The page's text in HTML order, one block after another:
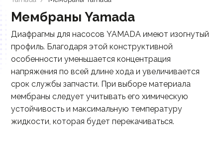
Мембраны Yamada
Диафрагмы для насосов YAMADA имеют изогнутый
профиль. Благодаря этой конструктивной
особенности уменьшается концентрация
напряжения по всей длине хода и увеличивается
срок службы запчасти. При выборе материала
мембраны следует учитывать его химическую
устойчивость и максимальную температуру
жидкости, которая будет перекачиваться.